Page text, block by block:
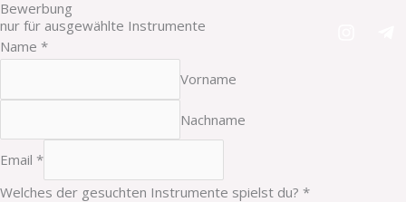
Zum
Inhalt
springen
Bewerbung
nur für ausgewählte Instrumente
Name *
Vorname
Nachname
Email *
Welches der gesuchten Instrumente spielst du? *